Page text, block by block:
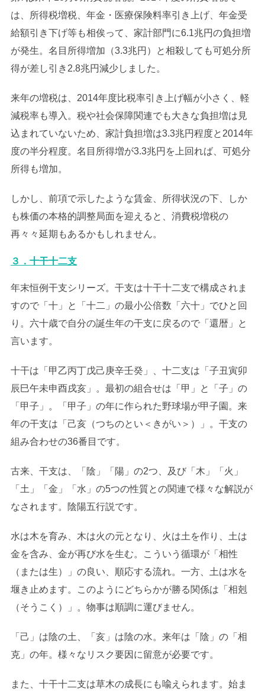
は、所得税増税、年金・医療保険料率引き上げ、年金受
給額引き下げ等も相俟って、家計部門に6.1兆円の負担増
が発生。名目所得増加（3.3兆円）と相殺しても可処分所
得が差し引き2.8兆円減少しました。
来年の増税は、2014年度比税率引き上げ幅が小さく、軽
減税率も導入。税や社会保障関連でも大きな負担増は見
込まれていないため、家計負担増は3.3兆円程度と2014年
度の半分程度。名目所得増が3.3兆円を上回れば、可処分
所得も増加。
しかし、前項で示したような賃金、所得状況の下、しか
も株価の本格的調整局面を迎えると、消費税増税の
再々々延期もあるかもしれません。
３．十干十二支
年末恒例干支シリーズ。干支は十干十二支で構成されま
すので「十」と「十二」の最小公倍数「六十」でひと回
り。六十歳で自分の誕生年の干支に戻るので「還暦」と
言います。
十干は「甲乙丙丁戊己庚辛壬癸」、十二支は「子丑寅卯
辰巳午未申酉戌亥」。最初の組合せは「甲」と「子」の
「甲子」。「甲子」の年に作られた野球場が甲子園。来
年の干支は「己亥（つちのとい＜きがい＞）」。干支の
組み合わせの36番目です。
古来、干支は、「陰」「陽」の2つ、及び「木」「火」
「土」「金」「水」の5つの性質との関連で様々な解説が
なされます。陰陽五行説です。
水は木を育み、木は火の元となり、火は土を作り、土は
金を含み、金が再び水を生む。こういう循環が「相性
（または生）」の良い、順応する流れ。一方、土は水を
堰き止めます。このようにどちらかが勝る関係は「相剋
（そうこく）」。物事は順調に運びません。
「己」は陰の土、「亥」は陰の水。来年は「陰」の「相
克」の年。様々なリスク要因に留意が必要です。
また、十干十二支は草木の成長にも喩えられます。始ま